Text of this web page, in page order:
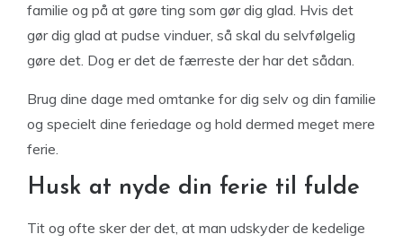
familie og på at gøre ting som gør dig glad. Hvis det
gør dig glad at pudse vinduer, så skal du selvfølgelig
gøre det. Dog er det de færreste der har det sådan.
Brug dine dage med omtanke for dig selv og din familie
og specielt dine feriedage og hold dermed meget mere
ferie.
Husk at nyde din ferie til fulde
Tit og ofte sker der det, at man udskyder de kedelige